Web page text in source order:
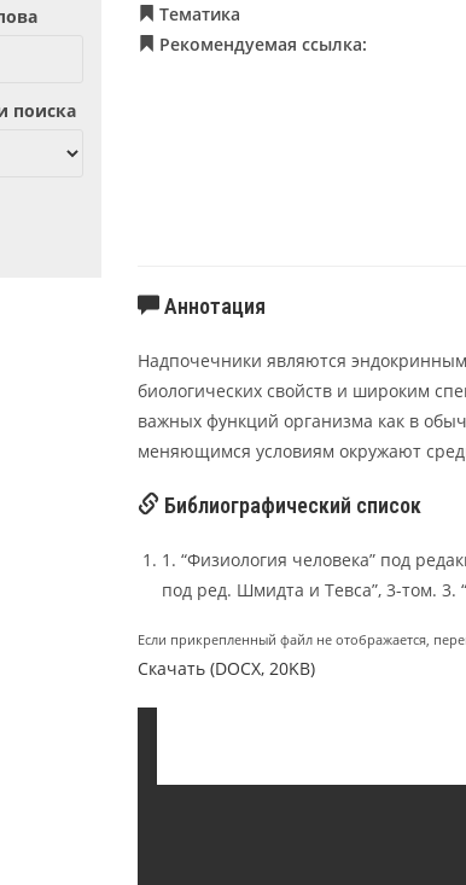
поиска
Тематика
Рекомендуемая ссылка:
Аннотация
Надпочечники являются
биологических свойств и широким
важных функций организма как в
меняющимся условиям окружают
Библиографический список
1. “Физиология человека” под
под ред. Шмидта и Тевса”, 3-том.
Если прикрепленный файл не отображается,
Скачать (DOCX, 20KB)